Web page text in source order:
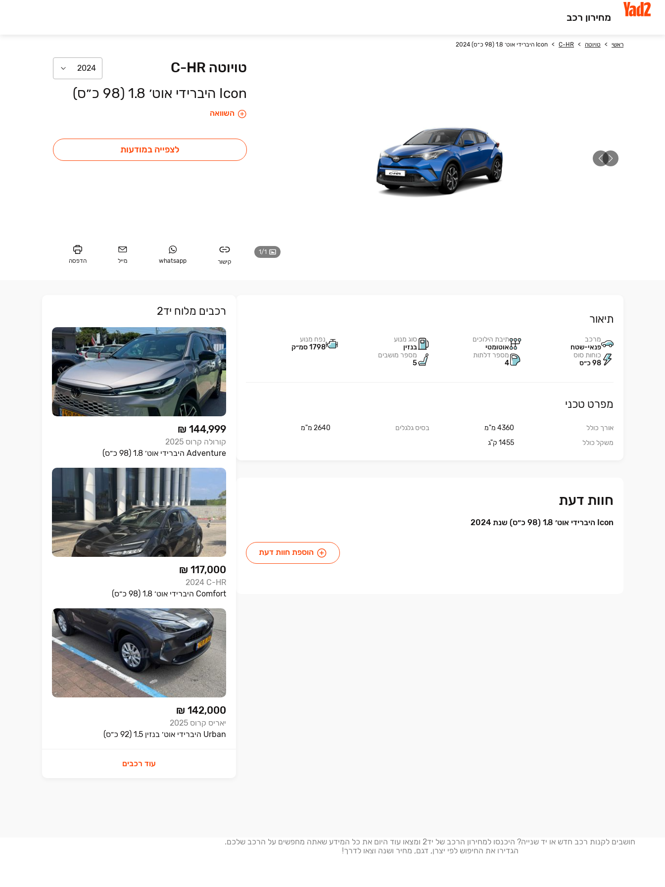
מחירון רכב
ראשי טויוטה C-HR Icon היברידי אוט׳ 1.8 (98 כ״ס) 2024
1/1
טויוטה C-HR
Icon היברידי אוט׳ 1.8 (98 כ״ס)
2024
השוואה
לצפייה במודעות
קישור whatsapp מייל הדפסה
תיאור
מרכב
פנאי-שטח
תיבת הילוכים
אוטומטי
סוג מנוע
בנזין
נפח מנוע
1798 סמ״ק
כוחות סוס
98 כ״ס
מספר דלתות
4
מספר מושבים
5
מפרט טכני
אורך כולל 4360 מ"מ בסיס גלגלים
2640 מ"מ
משקל כולל
1455 ק"ג
חוות דעת
Icon היברידי אוט׳ 1.8 (98 כ״ס) שנת 2024
הוספת חוות דעת
רכבים מלוח יד2
₪ 144,999
קורולה קרוס 2025
Adventure היברידי אוט׳ 1.8 (98 כ״ס)
₪ 117,000
C-HR
2024
Comfort היברידי אוט׳ 1.8 (98 כ״ס)
₪ 142,000
יאריס קרוס 2025
Urban היברידי אוט׳ בנזין 1.5 (92 כ״ס)
עוד רכבים
חושבים לקנות רכב חדש או יד שנייה? היכנסו למחירון הרכב של יד2 ומצאו עוד היום את כל המידע שאתה מחפשים על הרכב שלכם.
הגדירו את החיפוש לפי יצרן, דגם, מחיר ושנה וצאו לדרך!